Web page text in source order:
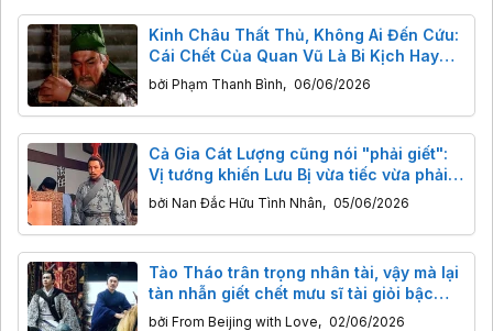
Kinh Châu Thất Thủ, Không Ai Đến Cứu:
Cái Chết Của Quan Vũ Là Bi Kịch Hay
Điều Tất Yếu?
bởi Phạm Thanh Bình, 06/06/2026
Cả Gia Cát Lượng cũng nói "phải giết":
Vị tướng khiến Lưu Bị vừa tiếc vừa phải
ra tay?
bởi Nan Đắc Hữu Tình Nhân, 05/06/2026
Tào Tháo trân trọng nhân tài, vậy mà lại
tàn nhẫn giết chết mưu sĩ tài giỏi bậc
nhất. Lý do là gì?
bởi From Beijing with Love, 02/06/2026